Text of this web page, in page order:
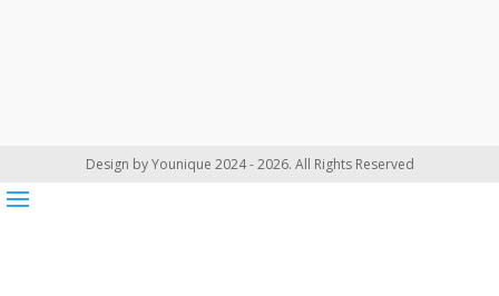
Design by Younique 2024 - 2026. All Rights Reserved